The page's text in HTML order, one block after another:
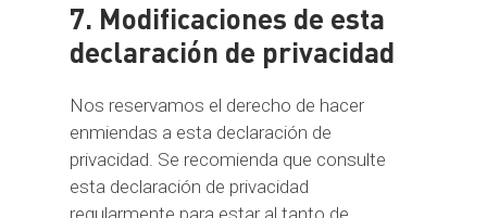
7. Modificaciones de esta
declaración de privacidad
Nos reservamos el derecho de hacer
enmiendas a esta declaración de
privacidad. Se recomienda que consulte
esta declaración de privacidad
regularmente para estar al tanto de